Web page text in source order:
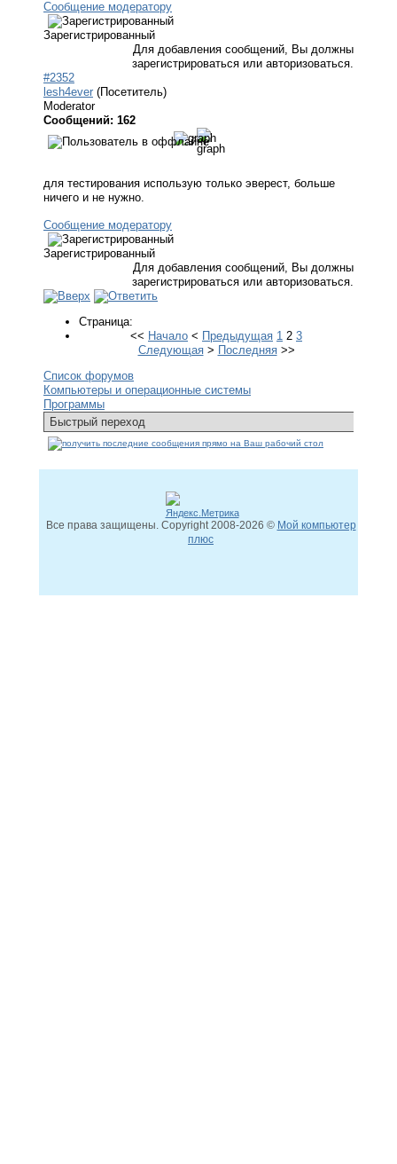
Сообщение модератору
Зарегистрированный
Для добавления сообщений, Вы должны
зарегистрироваться или авторизоваться.
#2352
lesh4ever (Посетитель)
Moderator
Сообщений: 162
для тестирования использую только эверест, больше
ничего и не нужно.
Сообщение модератору
Зарегистрированный
Для добавления сообщений, Вы должны
зарегистрироваться или авторизоваться.
Страница:
<< Начало < Предыдущая 1 2 3
Следующая> Последняя>>
Список форумов
Компьютеры и операционные системы
Программы
Все права защищены. Copyright2008-2026 © Мой компьютер
плюс